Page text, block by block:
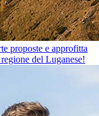
proposte e approfitta
del Luganese!